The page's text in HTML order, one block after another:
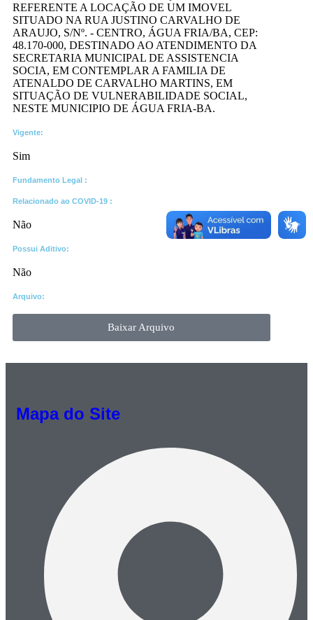
REFERENTE A LOCAÇÃO DE UM IMOVEL
SITUADO NA RUA JUSTINO CARVALHO DE
ARAUJO, S/Nº. - CENTRO, ÁGUA FRIA/BA, CEP:
48.170-000, DESTINADO AO ATENDIMENTO DA
SECRETARIA MUNICIPAL DE ASSISTENCIA
SOCIA, EM CONTEMPLAR A FAMILIA DE
ATENALDO DE CARVALHO MARTINS, EM
SITUAÇÃO DE VULNERABILIDADE SOCIAL,
NESTE MUNICIPIO DE ÁGUA FRIA-BA.
Vigente:
Sim
Fundamento Legal :​
Relacionado ao COVID-19 :​
Não
Possui Aditivo:​
Não
Arquivo:
Baixar Arquivo
Mapa do Site